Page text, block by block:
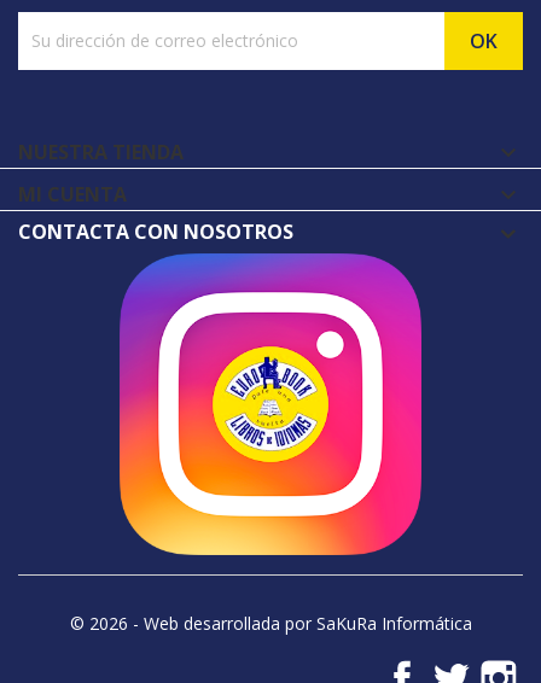
NUESTRA TIENDA 
MI CUENTA 
CONTACTA CON NOSOTROS
© 2026 - Web desarrollada por SaKuRa Informática